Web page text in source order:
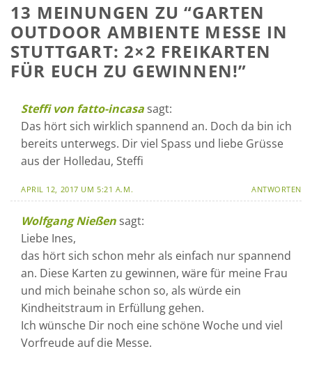
13 MEINUNGEN ZU “GARTEN
OUTDOOR AMBIENTE MESSE IN
STUTTGART: 2×2 FREIKARTEN
FÜR EUCH ZU GEWINNEN!”
Steffi von fatto-incasa sagt:
Das hört sich wirklich spannend an. Doch da bin ich
bereits unterwegs. Dir viel Spass und liebe Grüsse
aus der Holledau, Steffi
APRIL 12, 2017 UM 5:21 A.M. ANTWORTEN
Wolfgang Nießen sagt:
Liebe Ines,
das hört sich schon mehr als einfach nur spannend
an. Diese Karten zu gewinnen, wäre für meine Frau
und mich beinahe schon so, als würde ein
Kindheitstraum in Erfüllung gehen.
Ich wünsche Dir noch eine schöne Woche und viel
Vorfreude auf die Messe.